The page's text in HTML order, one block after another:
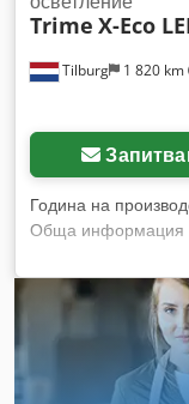
Tilburg 1 820 km
Trime X-Eco
Година на
Обща информация
Регистрационен
200210463
Марка на
Тегла Собствено
се конструкция:
Състояние Общо